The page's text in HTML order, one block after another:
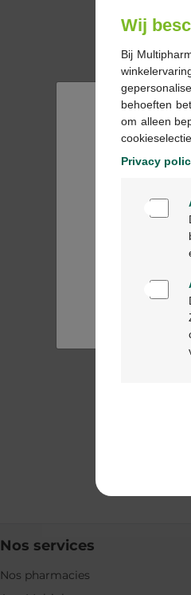
Nos services
Nos pharmacies
Wij
Bij
behoeften
om alleen
Privacy